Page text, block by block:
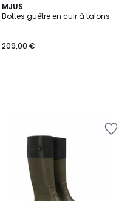
MJUS
Bottes guêtre en cuir à talons
209,00 €